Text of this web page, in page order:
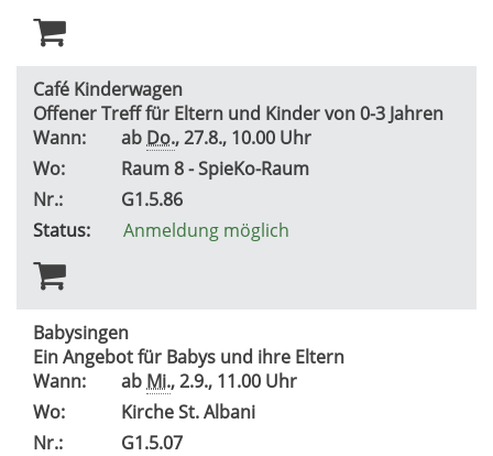
Café Kinderwagen
Offener Treff für Eltern und Kinder von 0-3 Jahren
Wann:
ab Do., 27.8., 10.00 Uhr
Wo:
Raum 8 - SpieKo-Raum
Nr.:
G1.5.86
Status:
Anmeldung möglich
Babysingen
Ein Angebot für Babys und ihre Eltern
Wann:
ab Mi., 2.9., 11.00 Uhr
Wo:
Kirche St. Albani
Nr.:
G1.5.07